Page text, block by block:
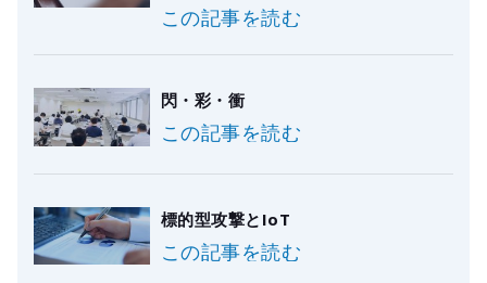
この記事を読む
閃・彩・衝
この記事を読む
標的型攻撃とIoT
この記事を読む